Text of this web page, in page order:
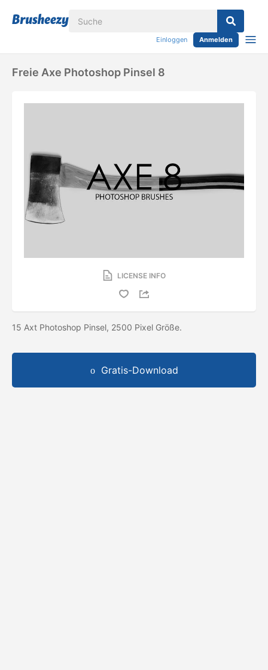
Einloggen Anmelden
Freie Axe Photoshop Pinsel 8
LICENSE INFO
15 Axt Photoshop Pinsel, 2500 Pixel Größe.
Gratis-Download